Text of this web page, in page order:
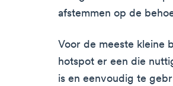
afstemmen op de
Voor de meeste kleine
hotspot er een die
is en eenvoudig te